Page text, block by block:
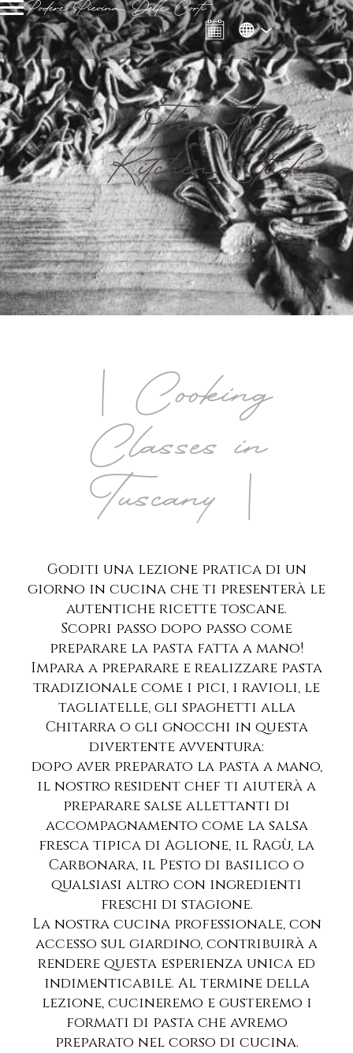
Podere Pievina Delle Corti
The Tuscan
Kitchen Studio
| Cooking
Classes in
Tuscany |
Goditi una lezione pratica di un
giorno in cucina che ti presenterà le
autentiche ricette toscane.
Scopri passo dopo passo come
preparare la pasta fatta a mano!
Impara a preparare e realizzare pasta
tradizionale come i pici, i ravioli, le
tagliatelle, gli spaghetti alla
Chitarra o gli gnocchi in questa
divertente avventura:
dopo aver preparato la pasta a mano,
il nostro resident chef ti aiuterà a
preparare salse allettanti di
accompagnamento come la salsa
fresca tipica di Aglione, il Ragù, la
Carbonara, il Pesto di basilico o
qualsiasi altro con ingredienti
freschi di stagione.
La nostra cucina professionale, con
accesso sul giardino, contribuirà a
rendere questa esperienza unica ed
indimenticabile. Al termine della
lezione, cucineremo e gusteremo i
formati di pasta che avremo
preparato nel corso di cucina.